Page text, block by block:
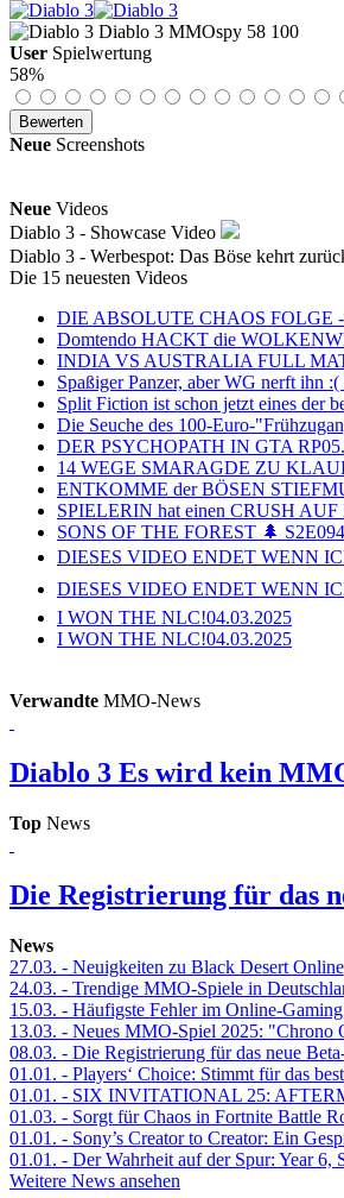
Diablo 3 MMOspy 58 100
User Spielwertung
58%
Neue Screenshots
Neue Videos
Diablo 3 - Showcase Video
Diablo 3 - Werbespot: Das Böse kehrt
Die 15 neuesten Videos
DIE ABSOLUTE CHAOS FOLGE
Domtendo HACKT die
INDIA VS AUSTRALIA FULL
Spaßiger Panzer, aber WG nerft ihn
Split Fiction ist schon jetzt eines der
Die Seuche des 100-Euro-
DER PSYCHOPATH IN GTA RP
14 WEGE SMARAGDE ZU
ENTKOMME der BÖSEN
SPIELERIN hat einen CRUSH
SONS OF THE FOREST 🌲
DIESES VIDEO ENDET WENN
DIESES VIDEO ENDET WENN
I WON THE NLC!04.03.2025
I WON THE NLC!04.03.2025
Verwandte MMO-News
Diablo 3 Es wird kein
Top News
Die Registrierung für das
News
27.03. - Neuigkeiten zu Black Desert Online
24.03. - Trendige MMO-Spiele in
15.03. - Häufigste Fehler im Online-
13.03. - Neues MMO-Spiel 2025: "Chrono
08.03. - Die Registrierung für das neue
01.01. - Players‘ Choice: Stimmt für das
01.01. - SIX INVITATIONAL 25:
01.03. - Sorgt für Chaos in Fortnite Battle
01.01. - Sony’s Creator to Creator: Ein
01.01. - Der Wahrheit auf der Spur: Year
Weitere News ansehen